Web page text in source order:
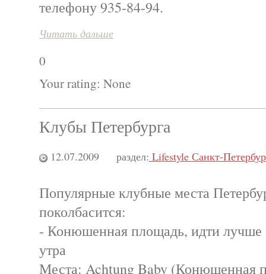
телефону 935-84-94.
Читать дальше
0
Your rating: None
Клубы Петербурга
12.07.2009 раздел: Lifestyle Санкт-
Популярные клубные места
поколбасится:
- Конюшенная площадь, идти лучше
утра
Места: Achtung Baby (Конюшенная